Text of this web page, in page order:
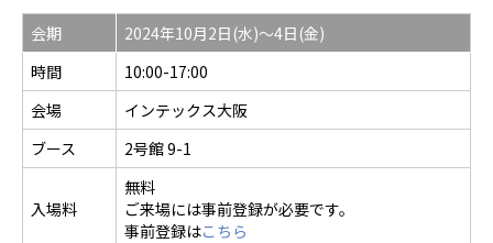
会期
2024年10月2日(水)～4日(金)
時間
10:00-17:00
会場
インテックス大阪
ブース
2号館 9-1
入場料
無料
ご来場には事前登録が必要です。
事前登録はこちら